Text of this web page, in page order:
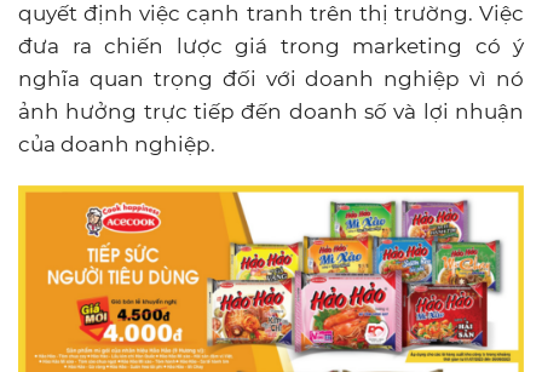
quyết định việc cạnh tranh trên thị trường. Việc
đưa ra chiến lược giá trong marketing có ý
nghĩa quan trọng đối với doanh nghiệp vì nó
ảnh hưởng trực tiếp đến doanh số và lợi nhuận
của doanh nghiệp.